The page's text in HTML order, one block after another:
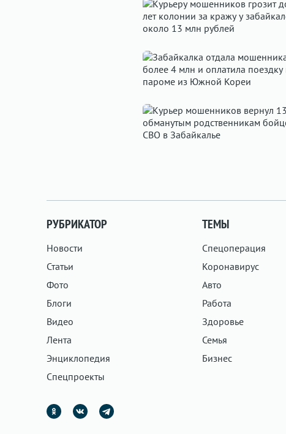
РУБРИКАТОР
Новости
Статьи
Фото
Блоги
Видео
Лента
Энциклопедия
Спецпроекты
ТЕМЫ
Спецоперация
Коронавирус
Авто
Работа
Здоровье
Семья
Бизнес